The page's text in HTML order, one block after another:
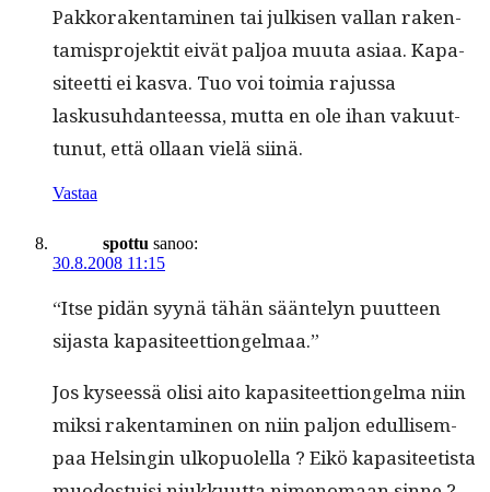
Pakko­rak­en­t­a­mi­nen tai julkisen val­lan rak­en­
tamis­pro­jek­tit eivät paljoa muu­ta asi­aa. Kap­a­
siteet­ti ei kas­va. Tuo voi toimia rajus­sa
laskusuh­dan­teessa, mut­ta en ole ihan vaku­ut­
tunut, että ollaan vielä siinä.
Vastaa
spottu sanoo:
30.8.2008 11:15
“Itse pidän syynä tähän sään­te­lyn puut­teen
sijas­ta kapasiteettiongelmaa.”
Jos kyseessä olisi aito kap­a­siteet­tion­gel­ma niin
mik­si rak­en­t­a­mi­nen on niin paljon edullisem­
paa Helsin­gin ulkop­uolel­la ? Eikö kap­a­siteetista